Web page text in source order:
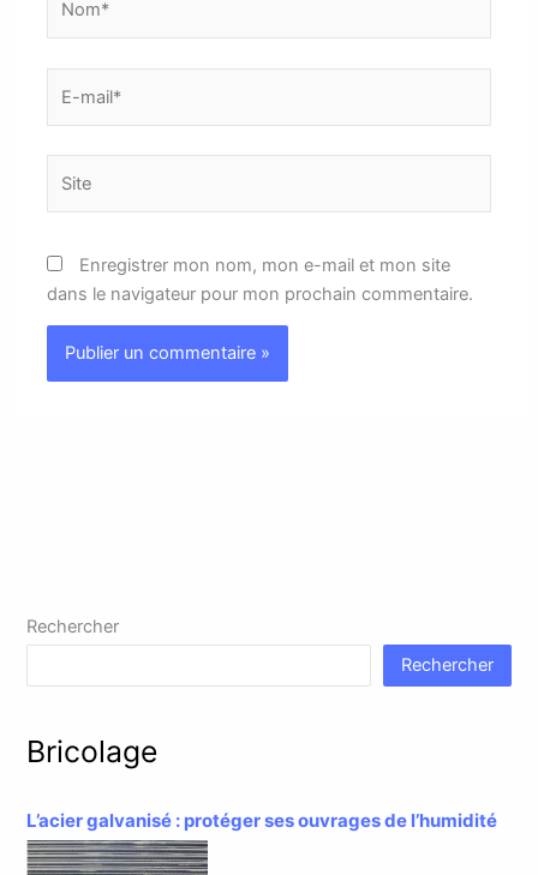
mail*
Enregistrer mon nom, mon e-mail et mon site
dans le navigateur pour mon prochain commentaire.
Rechercher
Rechercher
Bricolage
L’acier galvanisé : protéger ses ouvrages de l’humidité